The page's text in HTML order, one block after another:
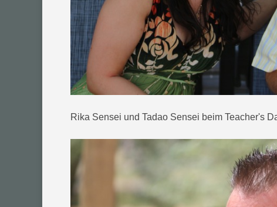
Rika Sensei und Tadao Sensei beim Teacher's